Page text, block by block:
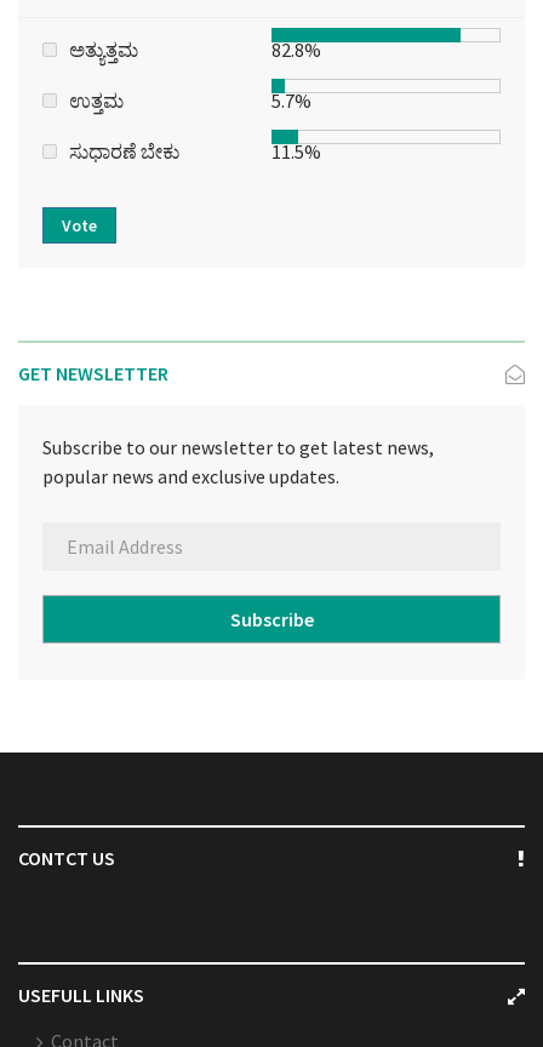
ಅತ್ಯುತ್ತಮ 82.8%
ಉತ್ತಮ 5.7%
ಸುಧಾರಣೆ ಬೇಕು 11.5%
Vote
GET NEWSLETTER
Subscribe to our newsletter to get latest news,
popular news and exclusive updates.
Subscribe
CONTCT US
USEFULL LINKS
Contact